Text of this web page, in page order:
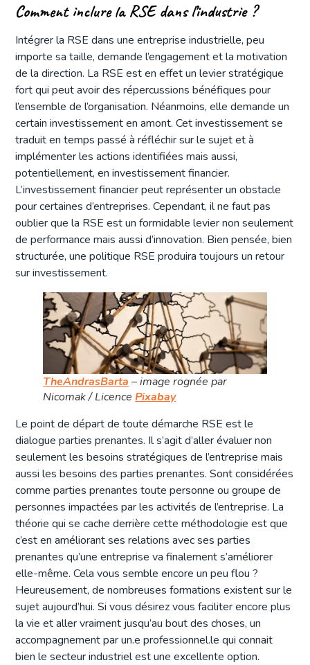
Comment inclure la RSE dans l’industrie ?
Intégrer la RSE dans une entreprise industrielle, peu
importe sa taille, demande l’engagement et la motivation
de la direction. La RSE est en effet un levier stratégique
fort qui peut avoir des répercussions bénéfiques pour
l’ensemble de l’organisation. Néanmoins, elle demande un
certain investissement en amont. Cet investissement se
traduit en temps passé à réfléchir sur le sujet et à
implémenter les actions identifiées mais aussi,
potentiellement, en investissement financier.
L’investissement financier peut représenter un obstacle
pour certaines d’entreprises. Cependant, il ne faut pas
oublier que la RSE est un formidable levier non seulement
de performance mais aussi d’innovation. Bien pensée, bien
structurée, une politique RSE produira toujours un retour
sur investissement.
TheAndrasBarta – image rognée par
Nicomak / LicencePixabay
Le point de départ de toute démarche RSE est le
dialogue parties prenantes. Il s’agit d’aller évaluer non
seulement les besoins stratégiques de l’entreprise mais
aussi les besoins des parties prenantes. Sont considérées
comme parties prenantes toute personne ou groupe de
personnes impactées par les activités de l’entreprise. La
théorie qui se cache derrière cette méthodologie est que
c’est en améliorant ses relations avec ses parties
prenantes qu’une entreprise va finalement s’améliorer
elle-même. Cela vous semble encore un peu flou ?
Heureusement, de nombreuses formations existent sur le
sujet aujourd’hui. Si vous désirez vous faciliter encore plus
la vie et aller vraiment jusqu’au bout des choses, un
accompagnement par un.e professionnel.le qui connait
bien le secteur industriel est une excellente option.